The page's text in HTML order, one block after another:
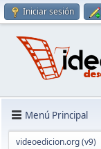
Iniciar sesión
Menú Principal
videoedicion.org (v9)